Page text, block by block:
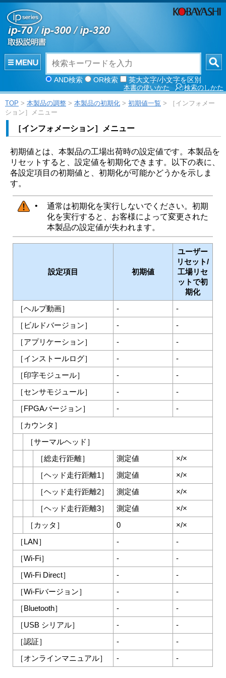
AND検索 OR検索 英大文字/小文字を区別
検索のしかた
本書の使いかた
TOP > 本製品の調整 > 本製品の初期化 > 初期値一覧 > ［インフォメー
ション］メニュー
［インフォメーション］ メニュー
初期値とは、本製品の工場出荷時の設定値です。本製品を
リセットすると、設定値を初期化できます。以下の表に、
各設定項目の初期値と、初期化が可能かどうかを示しま
す。
•
通常は初期化を実行しないでください。初期
化を実行すると、お客様によって変更された
本製品の設定値が失われます。
設定項目 初期値
ユーザー
リセット/
工場リセ
ットで初
期化
［ヘルプ動画］ - -
［ ビルドバージョン］ - -
［アプリケーション］ - -
［インストールログ］ - -
［印字モジュール］ - -
［センサモジュール］ - -
［ FPGAバージョン］ - -
［ カウンタ ］
［サーマルヘッド ］
［総走行距離］ 測定値 ×/×
［ヘッド走行距離1］ 測定値 ×/×
［ヘッド走行距離2］ 測定値 ×/×
［ヘッド走行距離3］ 測定値 ×/×
［ カッタ ］ 0 ×/×
［ LAN ］ - -
［Wi-Fi］ - -
［Wi-Fi Direct］ - -
［Wi-Fiバージョン］ - -
［ Bluetooth］ - -
［USB シリアル］ - -
［認証］ - -
［オンラインマニュアル］ - -